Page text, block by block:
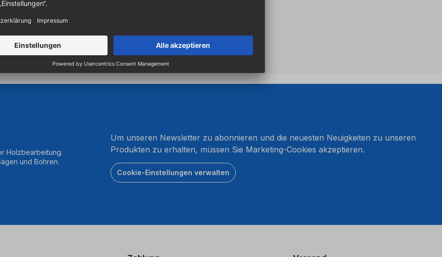
Holzbearbeitung.
und Bohren.
Um unseren Newsletter zu abonnieren und die neuesten Neuigkeiten zu unseren
Produkten zu erhalten, müssen Sie Marketing-Cookies akzeptieren.
Cookie-Einstellungen verwalten